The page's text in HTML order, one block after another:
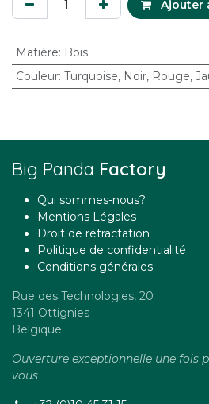
Ajouter
Matière: Bois
Couleur: Turquoise, Noir, Rouge,
Big Panda Factory
Qui sommes-nous?
Mentions Légales
Droit de rétractation
Politique de confidentialité
Conditions générales
Rue des Technologies, 20
1341 Ottignies
Belgique
Ouverture exceptionnelle une fois
vous